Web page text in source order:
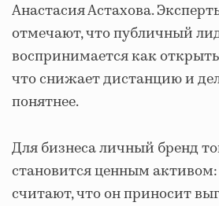
Анастасия Астахова.
отмечают, что публичный
воспринимается как
что снижает дистанцию и
понятнее.
Для бизнеса личный бренд
становится ценным
считают, что он приносит